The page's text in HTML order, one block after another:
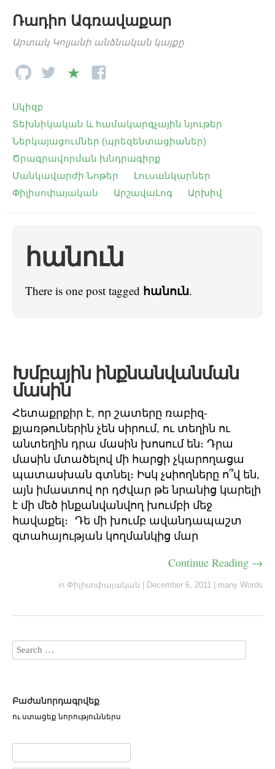
Ռադիո Ագռավաքար
Արտակ Կոլյանի անձնական կայքը
Սկիզբ
Տեխնիկական և համակարգչային նյութեր
Ներկայացումներ (պրեզենտացիաներ)
Ծրագրավորման խնդրագիրք
Մանկավարժի Նոթեր
Լուսանկարներ
Փիլիսոփայական
ԱրշավաԼոգ Արխիվ
հանուն
There is one post tagged հանուն.
Խմբային ինքնանվանման
մասին
Հետաքրքիր է, որ շատերը ռաբիզ-
քյառթուներին չեն սիրում, ու տեղին ու
անտեղին դրա մասին խոսում են։ Դրա
մասին մտածելով մի հարցի չկարողացա
պատասխան գտնել։ Իսկ չսիողները ո՞վ են,
այն իմաստով որ դժվար թե նրանից կարելի
է մի մեծ ինքանվանվող խումբի մեջ
հավաքել։ Դե մի խումբ ավանդապաշտ
զտահայության կողմանկից մար
Continue Reading →
in Փիլիսոփայական December 6, 2011 many Words
Բաժանորդագրվեք
ու ստացեք նորություններս